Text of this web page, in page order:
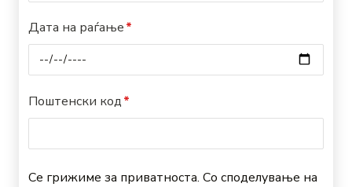
Дата на раѓање
Поштенски код
Се грижиме за приватноста. Со споделување на